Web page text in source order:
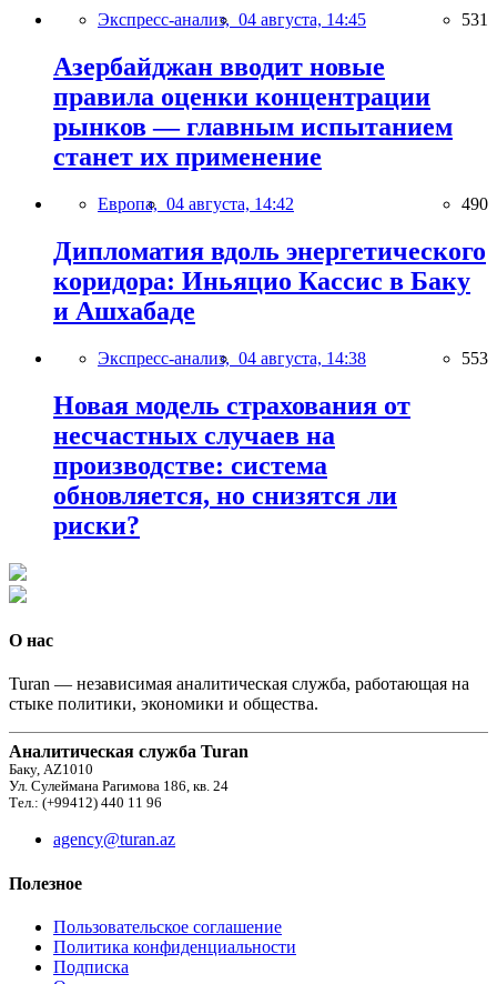
Экспресс-анализ, 04 августа, 14:45 531
Азербайджан вводит новые
правила оценки концентрации
рынков — главным испытанием
станет их применение
Европа, 04 августа, 14:42 490
Дипломатия вдоль энергетического
коридора: Иньяцио Кассис в Баку
и Ашхабаде
Экспресс-анализ, 04 августа, 14:38 553
Новая модель страхования от
несчастных случаев на
производстве: система
обновляется, но снизятся ли
риски?
О нас
Turan — независимая аналитическая служба, работающая на
стыке политики, экономики и общества.
Аналитическая служба Turan
Баку, AZ1010
Ул. Сулеймана Рагимова 186, кв. 24
Тел.: (+99412) 440 11 96
agency@turan.az
Полезное
Пользовательское соглашение
Политика конфиденциальности
Подписка